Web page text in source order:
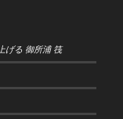
げる 御所浦 筏